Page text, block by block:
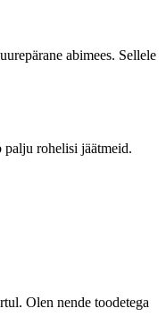
abimees. Sellele
rohelisi jäätmeid.
Olen nende toodetega